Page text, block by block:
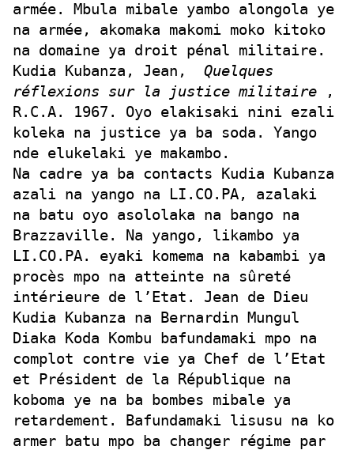
armée. Mbula mibale yambo alongola ye
na armée, akomaka makomi moko kitoko
na domaine ya droit pénal militaire.
Kudia Kubanza, Jean,
Quelques
réflexions sur la justice militaire
,
R.C.A. 1967. Oyo elakisaki nini ezali
koleka na justice ya ba soda. Yango
nde elukelaki ye makambo.
Na cadre ya ba contacts Kudia Kubanza
azali na yango na LI.CO.PA, azalaki
na batu oyo asololaka na bango na
Brazzaville. Na yango, likambo ya
LI.CO.PA. eyaki komema na kabambi ya
procès mpo na atteinte na sûreté
intérieure de l’Etat. Jean de Dieu
Kudia Kubanza na Bernardin Mungul
Diaka Koda Kombu bafundamaki mpo na
complot contre vie ya Chef de l’Etat
et Président de la République na
koboma ye na ba bombes mibale ya
retardement. Bafundamaki lisusu na ko
armer batu mpo ba changer régime par